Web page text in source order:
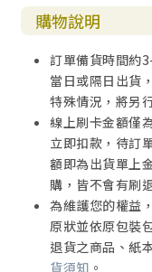
購物說明
訂單備貨時間約
當日或隔日出貨
特殊情況，將另
線上刷卡金額僅
立即扣款，待訂
額即為出貨單上
購，皆不會有刷
為維護您的權益
原狀並依原包裝
退貨之商品、紙
貨須知 。